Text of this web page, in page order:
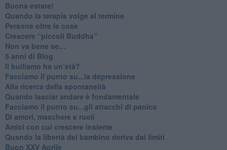
Buona estate!
​Quando la terapia volge al termine
​Persone oltre le cose
​Crescere “piccoli Buddha”
Non va bene se…
​5 anni di Blog
​Il bullismo ha un’età?
Facciamo il punto su...la depressione
​Alla ricerca della spontaneità
​Quando lasciar andare è fondamentale
Facciamo il punto su...gli attacchi di panico
Di amori, maschere e ruoli
​Amici con cui crescere insieme
​Quando la libertà del bambino deriva dai limiti
Buon XXV Aprile